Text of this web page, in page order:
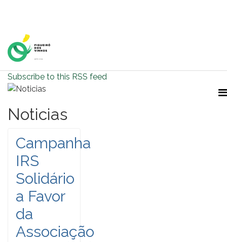
Subscribe to this RSS feed
Noticias
Campanha
IRS
Solidário
a Favor
da
Associação